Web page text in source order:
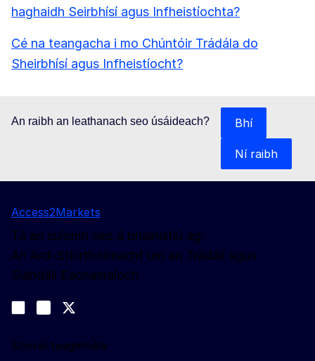
haghaidh Seirbhísí agus Infheistíochta?
Cé na teangacha i mo Chúntóir Trádála do
Sheirbhísí agus Infheistíocht?
An raibh an leathanach seo úsáideach? Bhí
Ní raibh
Access2Markets
Tá an suíomh seo á bhainistiú ag:
An Ard-Stiúrthóireacht um an Trádáil agus
Slándáil Eacnamaíoch
Join us on LinkedIn
Trade-Off podcast
Sonraí teagmhála